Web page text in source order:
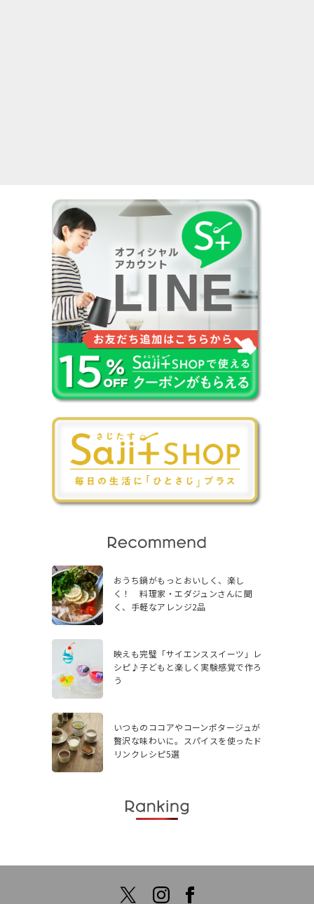
おうち鍋がもっとおいしく、楽し
く！ 料理家・エダジュンさんに聞
く、手軽なアレンジ2品
映えも完璧「サイエンススイーツ」レ
シピ♪子どもと楽しく実験感覚で作ろ
う
いつものココアやコーンポタージュが
贅沢な味わいに。スパイスを使ったド
リンクレシピ5選